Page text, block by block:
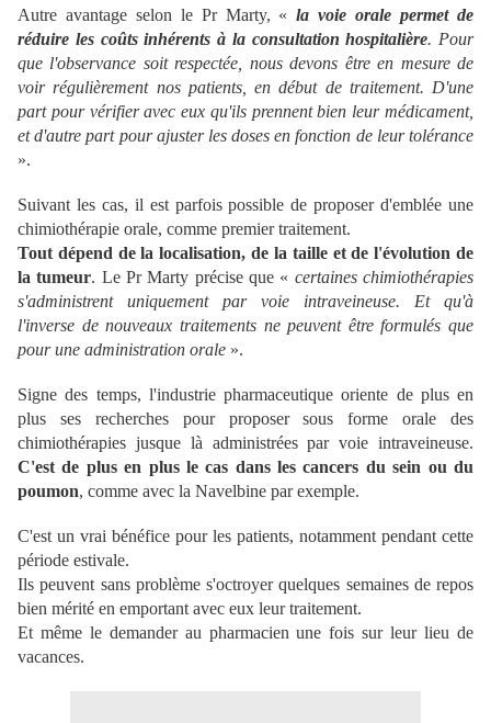
Autre avantage selon le Pr Marty, «la voie orale permet de
réduire les coûts inhérents à la consultation hospitalière. Pour
que l'observance soit respectée, nous devons être en mesure de
voir régulièrement nos patients, en début de traitement. D'une
part pour vérifier avec eux qu'ils prennent bien leur médicament,
et d'autre part pour ajuster les doses en fonction de leur tolérance
».
Suivant les cas, il est parfois possible de proposer d'emblée une
chimiothérapie orale, comme premier traitement.
Tout dépend de la localisation, de la taille et de l'évolution de
la tumeur. Le Pr Marty précise que « certaines chimiothérapies
s'administrent uniquement par voie intraveineuse. Et qu'à
l'inverse de nouveaux traitements ne peuvent être formulés que
pour une administration orale ».
Signe des temps, l'industrie pharmaceutique oriente de plus en
plus ses recherches pour proposer sous forme orale des
chimiothérapies jusque là administrées par voie intraveineuse.
C'est de plus en plus le cas dans les cancers du sein ou du
poumon, comme avec la Navelbine par exemple.
C'est un vrai bénéfice pour les patients, notamment pendant cette
période estivale.
Ils peuvent sans problème s'octroyer quelques semaines de repos
bien mérité en emportant avec eux leur traitement.
Et même le demander au pharmacien une fois sur leur lieu de
vacances.